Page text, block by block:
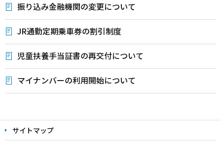
振り込み金融機関の変更について
JR通勤定期乗車券の割引制度
児童扶養手当証書の再交付について
マイナンバーの利用開始について
文
こ サイトマップ